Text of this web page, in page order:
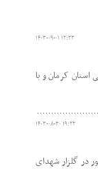
۱۴۰۳-۰۹-۰۱ ۱۲:۲۳
استان کرمان و با
۱۴۰۳-۰۸-۳۰ ۱۹:۲۲
در گلزار شهدای